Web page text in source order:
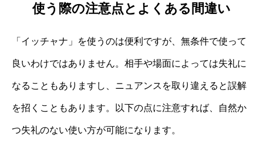
使う際の注意点とよくある間違い
「イッチャナ」を使うのは便利ですが、無条件で使って
良いわけではありません。相手や場面によっては失礼に
なることもありますし、ニュアンスを取り違えると誤解
を招くこともあります。以下の点に注意すれば、自然か
つ失礼のない使い方が可能になります。